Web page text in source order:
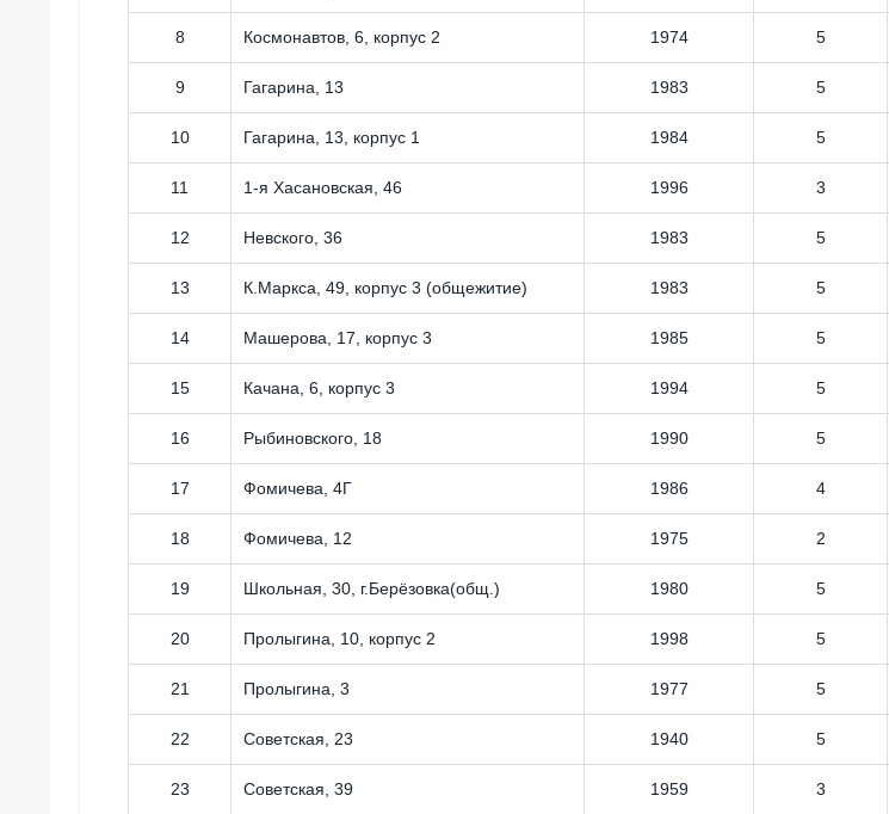
8 Космонавтов, 6, корпус 2 1974 5
9 Гагарина, 13 1983 5
10 Гагарина, 13, корпус 1 1984 5
11 1-я Хасановская, 46 1996 3
12 Невского, 36 1983 5
13 К.Маркса, 49, корпус 3 (общежитие) 1983 5
14 Машерова, 17, корпус 3 1985 5
15 Качана, 6, корпус 3 1994 5
16 Рыбиновского, 18 1990 5
17 Фомичева, 4Г 1986 4
18 Фомичева, 12 1975 2
19 Школьная, 30, г.Берёзовка(общ.) 1980 5
20 Пролыгина, 10, корпус 2 1998 5
21 Пролыгина, 3 1977 5
22 Советская, 23 1940 5
23 Советская, 39 1959 3